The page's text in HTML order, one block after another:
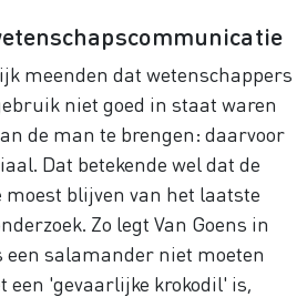
meenden dat wetenschappers
niet goed in staat waren
de man te brengen: daarvoor
Dat betekende wel dat de
moest blijven van het laatste
Zo legt Van Goens in
een salamander niet moeten
een 'gevaarlijke krokodil' is,